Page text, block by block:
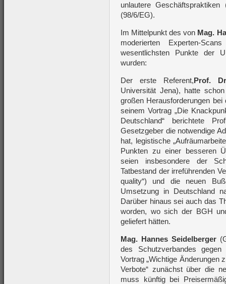
unlautere
(98/6/EG).
Im Mittelpunkt des von Mag.
moderierten Experten-
wesentlichsten Punkte der
wurden:
Der erste Referent,Prof.
Universität Jena), hatte
großen Herausforderungen
seinem Vortrag „Die
Deutschland“ berichtete
Gesetzgeber die notwendige
hat, legistische
Punkten zu einer besseren
seien insbesondere der
Tatbestand der irreführenden
quality“) und die neuen
Umsetzung in Deutschland
Darüber hinaus sei auch das
worden, wo sich der BGH
geliefert hätten.
Mag. Hannes Seidelberger
des Schutzverbandes
Vortrag „Wichtige Änderungen
Verbote“ zunächst über die
muss künftig bei